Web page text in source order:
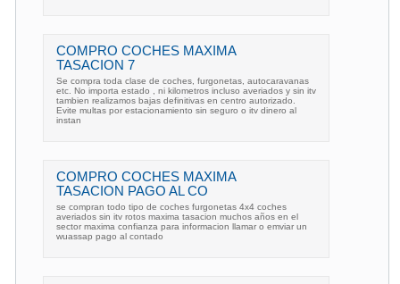
COMPRO COCHES MAXIMA
TASACION 7
Se compra toda clase de coches, furgonetas, autocaravanas
etc. No importa estado , ni kilometros incluso averiados y sin itv
tambien realizamos bajas definitivas en centro autorizado.
Evite multas por estacionamiento sin seguro o itv dinero al
instan
COMPRO COCHES MAXIMA
TASACION PAGO AL CO
se compran todo tipo de coches furgonetas 4x4 coches
averiados sin itv rotos maxima tasacion muchos años en el
sector maxima confianza para informacion llamar o emviar un
wuassap pago al contado